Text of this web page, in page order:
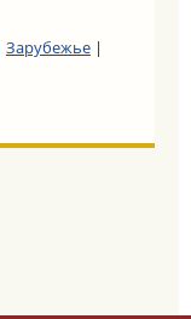
Зарубежье|